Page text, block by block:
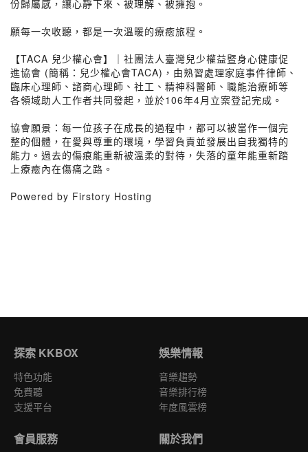
份歸屬感，讓心靜下來、被理解、被擁抱。
願每一次收聽，都是一次溫暖的療癒旅程。
【TACA 兒少權心會】｜社團法人臺灣兒少權益暨身心健康促
進協會 (簡稱：兒少權心會TACA)，由熟習處理家庭事件律師、
臨床心理師、諮商心理師、社工、精神科醫師、職能治療師等
各領域助人工作者共同發起，並於106年4月立案登記完成。
協會願景：每一位孩子在成長的過程中，都可以被當作一個完
整的個體，在愛與尊重的環境，學習負責並發展出自我獨特的
能力。過去的傷痕能重新被溫柔的對待，失落的童年能重新踏
上療癒內在傷痛之路。
Powered by Firstory Hosting
探索 KKBOX
特色功能
免費聽
支援平台
娛樂情報
音樂趨勢
音樂排行榜
年度風雲榜
會員服務 關於我們